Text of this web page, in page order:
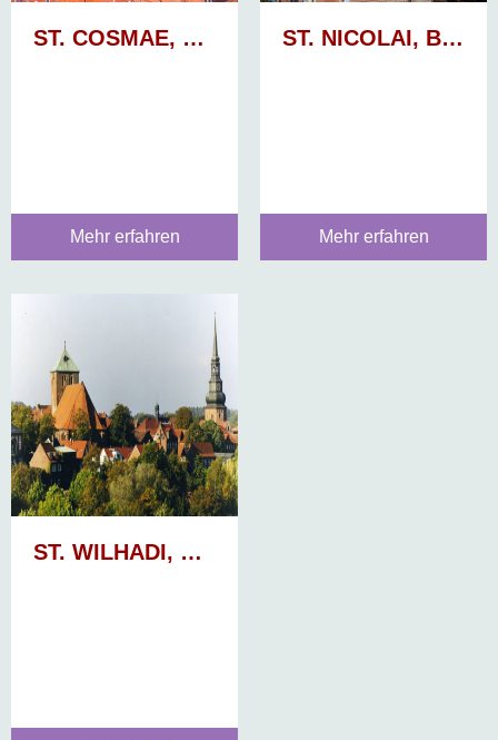
ST. COSMAE, STADE
Mehr erfahren
ST. NICOLAI, BÜTZFLETH
Mehr erfahren
ST. WILHADI, STADE